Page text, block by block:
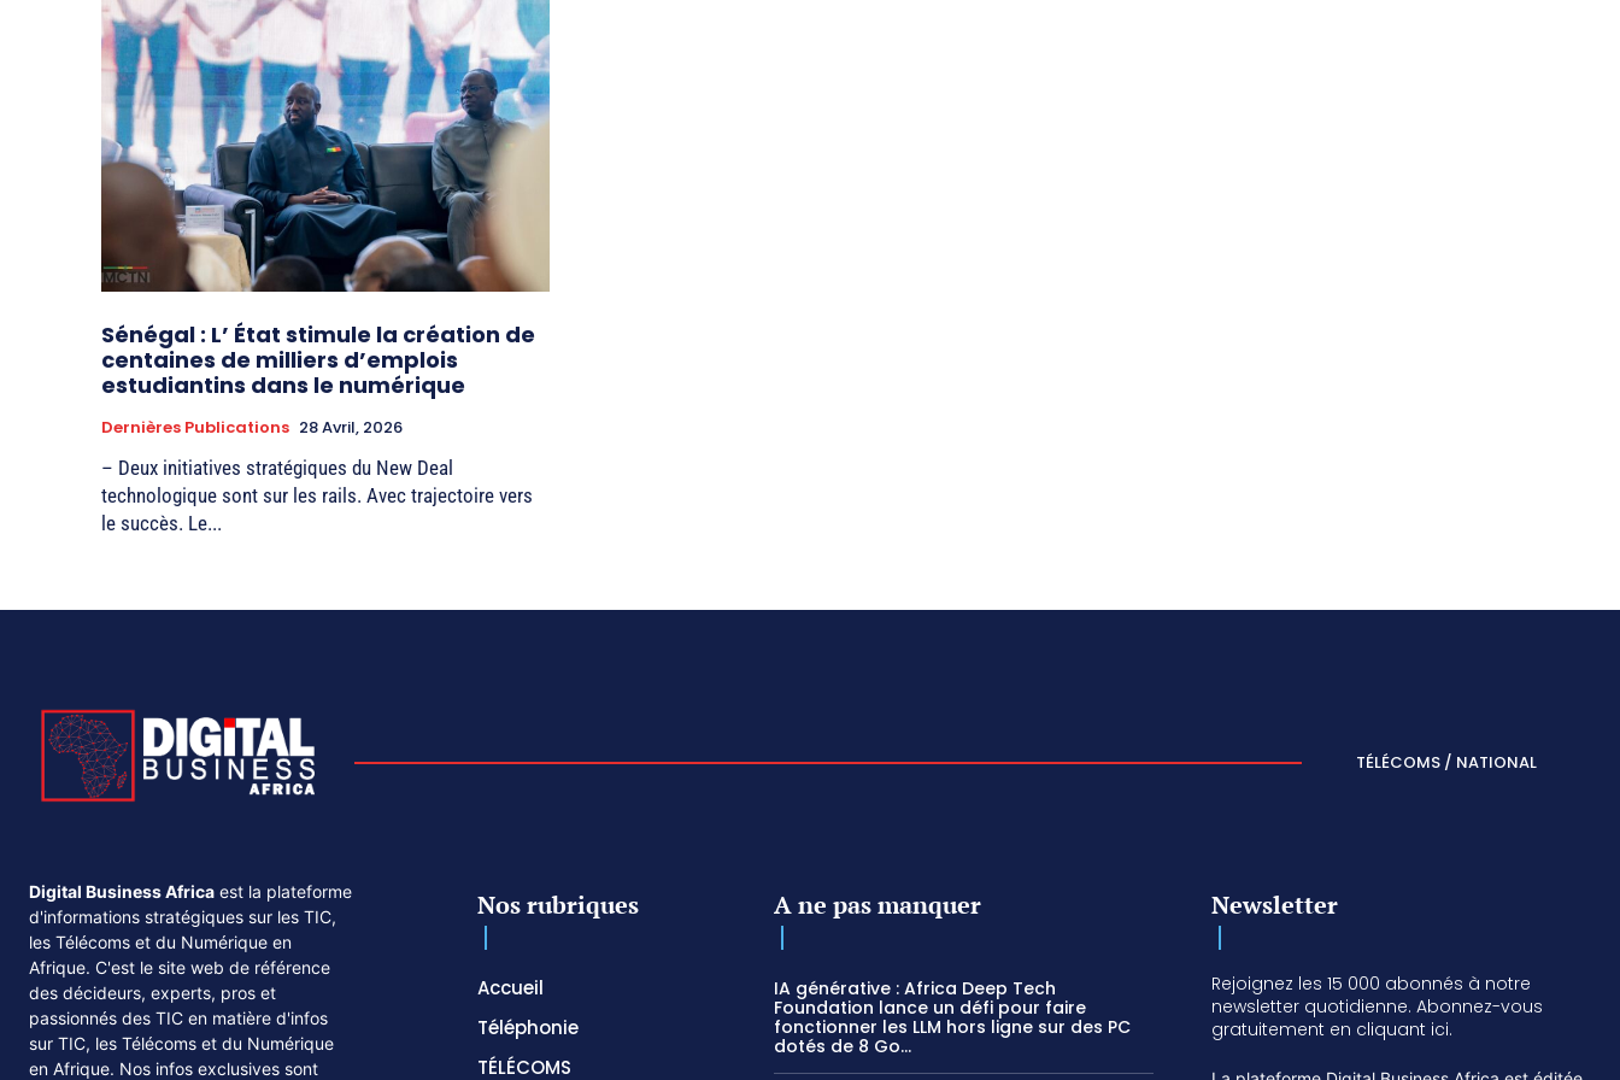
Sénégal : L’ État stimule la création de
centaines de milliers d’emplois
estudiantins dans le numérique
Dernières Publications 28 Avril, 2026
– Deux initiatives stratégiques du New Deal
technologique sont sur les rails. Avec trajectoire vers
le succès. Le...
TÉLÉCOMS / NATIONAL
Digital Business Africa est la plateforme
d'informations stratégiques sur les TIC,
les Télécoms et du Numérique en
Afrique. C'est le site web de référence
des décideurs, experts, pros et
passionnés des TIC en matière d'infos
sur TIC, les Télécoms et du Numérique
en Afrique. Nos infos exclusives sont
Nos rubriques
Accueil
Téléphonie
TÉLÉCOMS
A ne pas manquer
IA générative : Africa Deep Tech
Foundation lance un défi pour faire
fonctionner les LLM hors ligne sur des PC
dotés de 8 Go...
Newsletter
Rejoignez les 15 000 abonnés à notre
newsletter quotidienne. Abonnez-vous
gratuitement en cliquant ici.